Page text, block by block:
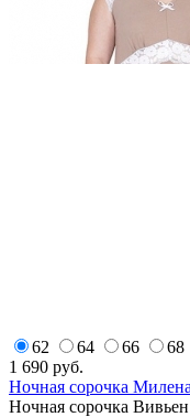
62 64 66 68
1 690 руб.
Ночная сорочка
Ночная сорочка Вивьен